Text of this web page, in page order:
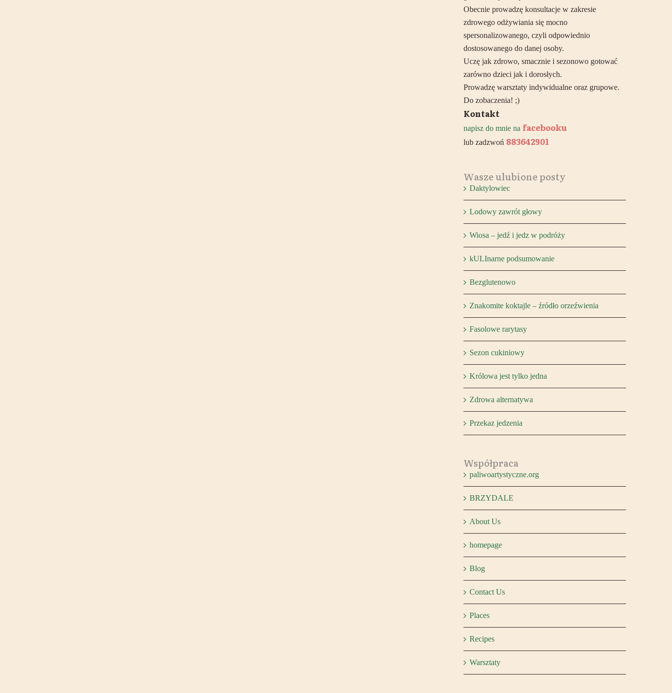
Obecnie prowadzę konsultacje w zakresie
zdrowego odżywiania się mocno
spersonalizowanego, czyli odpowiednio
dostosowanego do danej osoby.
Uczę jak zdrowo, smacznie i sezonowo gotować
zarówno dzieci jak i dorosłych.
Prowadzę warsztaty indywidualne oraz grupowe.
Do zobaczenia! ;)
Kontakt
napisz do mnie na facebooku
lub zadzwoń 883642901
Wasze ulubione posty
Daktylowiec
Lodowy zawrót głowy
Wiosa – jedź i jedz w podróży
kULInarne podsumowanie
Bezglutenowo
Znakomite koktajle – źródło orzeźwienia
Fasolowe rarytasy
Sezon cukiniowy
Królowa jest tylko jedna
Zdrowa alternatywa
Przekaz jedzenia
Współpraca
paliwoartystyczne.org
BRZYDALE
About Us
homepage
Blog
Contact Us
Places
Recipes
Warsztaty